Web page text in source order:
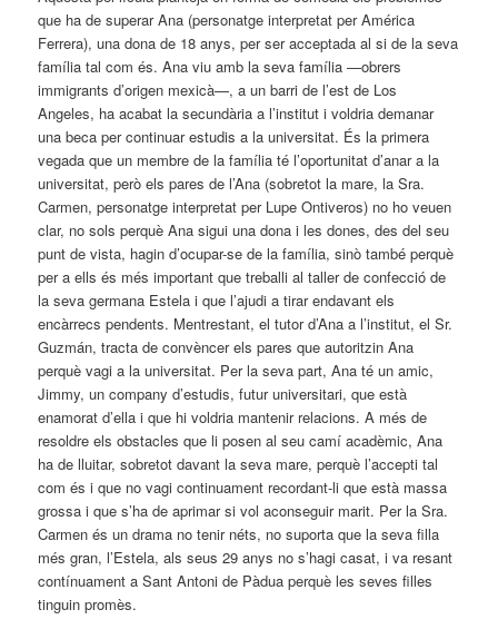
que ha de superar Ana (personatge interpretat per América
Ferrera), una dona de 18 anys, per ser acceptada al si de la seva
família tal com és. Ana viu amb la seva família —obrers
immigrants d’origen mexicà—, a un barri de l’est de Los
Angeles, ha acabat la secundària a l’institut i voldria demanar
una beca per continuar estudis a la universitat. És la primera
vegada que un membre de la família té l’oportunitat d’anar a la
universitat, però els pares de l’Ana (sobretot la mare, la Sra.
Carmen, personatge interpretat per Lupe Ontiveros) no ho veuen
clar, no sols perquè Ana sigui una dona i les dones, des del seu
punt de vista, hagin d’ocupar-se de la família, sinò també perquè
per a ells és més important que treballi al taller de confecció de
la seva germana Estela i que l’ajudi a tirar endavant els
encàrrecs pendents. Mentrestant, el tutor d’Ana a l’institut, el Sr.
Guzmán, tracta de convèncer els pares que autoritzin Ana
perquè vagi a la universitat. Per la seva part, Ana té un amic,
Jimmy, un company d’estudis, futur universitari, que està
enamorat d’ella i que hi voldria mantenir relacions. A més de
resoldre els obstacles que li posen al seu camí acadèmic, Ana
ha de lluitar, sobretot davant la seva mare, perquè l’accepti tal
com és i que no vagi continuament recordant-li que està massa
grossa i que s’ha de aprimar si vol aconseguir marit. Per la Sra.
Carmen és un drama no tenir néts, no suporta que la seva filla
més gran, l’Estela, als seus 29 anys no s’hagi casat, i va resant
contínuament a Sant Antoni de Pàdua perquè les seves filles
tinguin promès.